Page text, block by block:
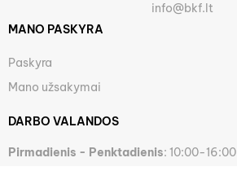
info@bkf.lt
MANO PASKYRA
Paskyra
Mano užsakymai
DARBO VALANDOS
Pirmadienis - Penktadienis: 10:00-16:00